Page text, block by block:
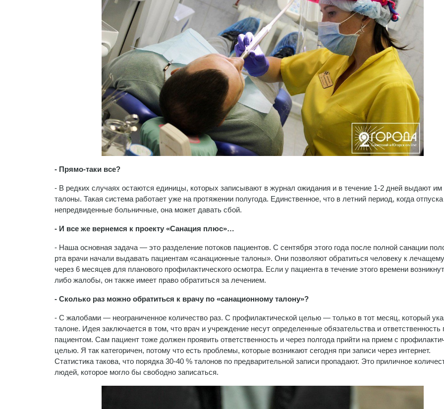
- Прямо-таки все?
- В редких случаях остаются единицы, которых записывают в журнал ожидания и в течение 1-2 дней выдают им
талоны. Такая система работает уже на протяжении полугода. Единственное, что в летний период, когда
непредвиденные больничные, она может давать сбой.
- И все же вернемся к проекту «Санация плюс»…
- Наша основная задача — это разделение потоков пациентов. С сентября этого года после полной санации
рта врачи начали выдавать пациентам «санационные талоны». Они позволяют обратиться человеку к
через 6 месяцев для планового профилактического осмотра. Если у пациента в течение этого времени
либо жалобы, он также имеет право обратиться за лечением.
- Сколько раз можно обратиться к врачу по «санационному талону»?
- С жалобами — неограниченное количество раз. С профилактической целью — только в тот месяц, который
талоне. Идея заключается в том, что врач и учреждение несут определенные обязательства и ответственность
пациентом. Сам пациент тоже должен проявить ответственность и через полгода прийти на прием с
целью. Я так категоричен, потому что есть проблемы, которые возникают сегодня при записи через интернет.
Статистика такова, что порядка 30-40 % талонов по предварительной записи пропадают. Это приличное
людей, которое могло бы свободно записаться.